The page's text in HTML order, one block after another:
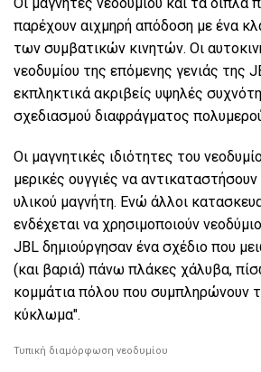
παρέχουν αιχμηρή απόδοση με ένα
των συμβατικών κινητών. Οι
νεοδυμίου της επόμενης γενιάς της
εκπληκτικά ακριβείς υψηλές
σχεδιασμού διαφράγματος
Οι μαγνητικές ιδιότητες του
μερικές ουγγιές να
υλικού μαγνήτη. Ενώ άλλοι
ενδέχεται να χρησιμοποιούν
JBL δημιούργησαν ένα σχέδιο που
(και βαριά) πάνω πλάκες χάλυβα,
κομμάτια πόλου που συμπληρώνουν
κύκλωμα".
Τυπική διαμόρφωση νεοδυμίου